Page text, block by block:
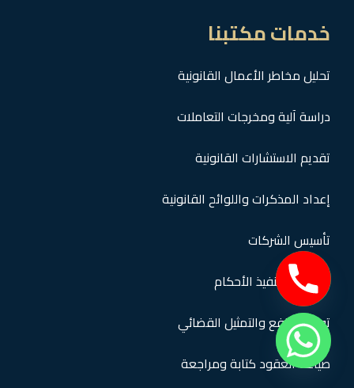
خدمات مكتبنا
تحليل مخاطر الأعمال القانونية
دراسة آلية ومخرجات التعاملات
تقديم الاستشارات القانونية
إعداد المذكرات واللوائح القانونية
تأسيس الشركات
التحصيل وتنفيذ الأحكام
تولي الترافع والتمثيل القضائي
صياغة العقود كتابة ومراجعة